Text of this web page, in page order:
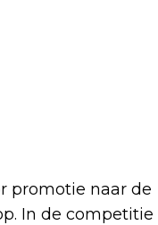
promotie naar de
In de competitie